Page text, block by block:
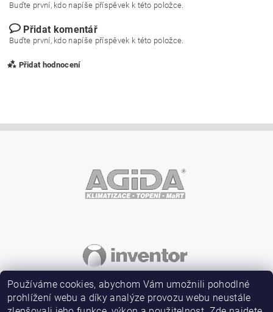
Buďte první, kdo napíše příspěvek k této položce.
Přidat komentář
Buďte první, kdo napíše příspěvek k této položce.
Přidat hodnocení
Vložením hodnocení souhlasíte spodmínkami ochrany
Používáme cookies, abychom Vám umožnili pohodlné
prohlížení webu a díky analýze provozu webu neustále